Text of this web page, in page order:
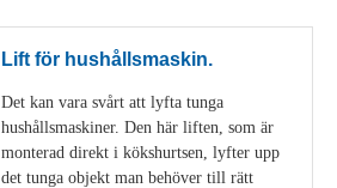
Lift för hushållsmaskin.
Det kan vara svårt att lyfta tunga
hushållsmaskiner. Den här liften, som är
monterad direkt i kökshurtsen, lyfter upp
det tunga objekt man behöver till rätt